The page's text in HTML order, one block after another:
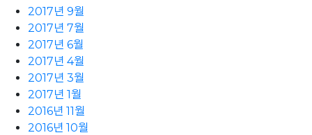
2017년 9월
2017년 7월
2017년 6월
2017년 4월
2017년 3월
2017년 1월
2016년 11월
2016년 10월